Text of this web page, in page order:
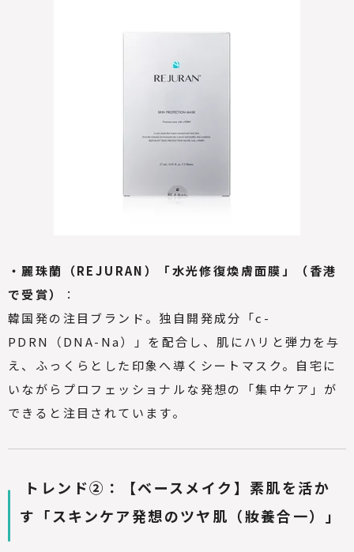
・麗珠蘭（REJURAN）「水光修復煥膚面膜」（香港
で受賞）
：
韓国発の注目ブランド。独自開発成分「c-
PDRN（DNA-Na）」を配合し、肌にハリと弾力を与
え、ふっくらとした印象へ導くシートマスク。自宅に
いながらプロフェッショナルな発想の「集中ケア」が
できると注目されています。
トレンド②：【ベースメイク】素肌を活か
す「スキンケア発想のツヤ肌（妝養合一）」